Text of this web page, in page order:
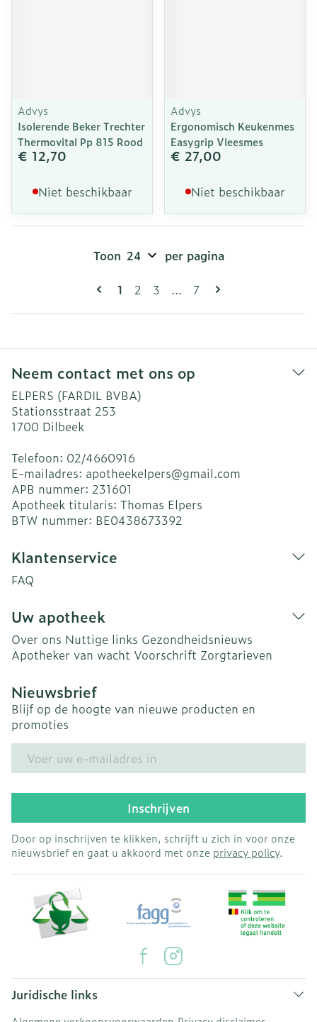
Advys
Isolerende Beker Trechter
Thermovital Pp 815 Rood
€ 12,70
Niet beschikbaar
Advys
Ergonomisch Keukenmes
Easygrip Vleesmes
€ 27,00
Niet beschikbaar
Pagina's
U lees momenteel pagina
1 Pagina
2 Pagina
3 ... Pagina
7
Toon per pagina
Neem contact met ons op
ELPERS (FARDIL BVBA)
Stationsstraat 253
1700 Dilbeek
Telefoon: 02/4660916
E-mailadres: apotheekelpers@gmail.com
APB nummer: 231601
Apotheek titularis: Thomas Elpers
BTW nummer: BE0438673392
Klantenservice
FAQ
Uw apotheek
Over ons Nuttige links Gezondheidsnieuws
Apotheker van wacht Voorschrift Zorgtarieven
Nieuwsbrief
Blijf op de hoogte van nieuwe producten en
promoties
Inschrijven
Door op inschrijven te klikken, schrijft u zich in voor onze
nieuwsbrief en gaat u akkoord met onze privacy policy.
Juridische links